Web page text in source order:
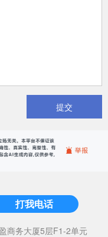
提交
打我电话
商务大厦5层F1-2单元